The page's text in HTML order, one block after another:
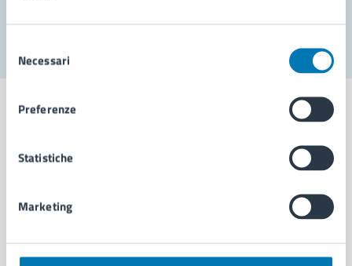
delNecessari
Preferenze
Statistiche
Marketing
Comune di Napoli
AMMINISTRAZIONE
Organi di governo